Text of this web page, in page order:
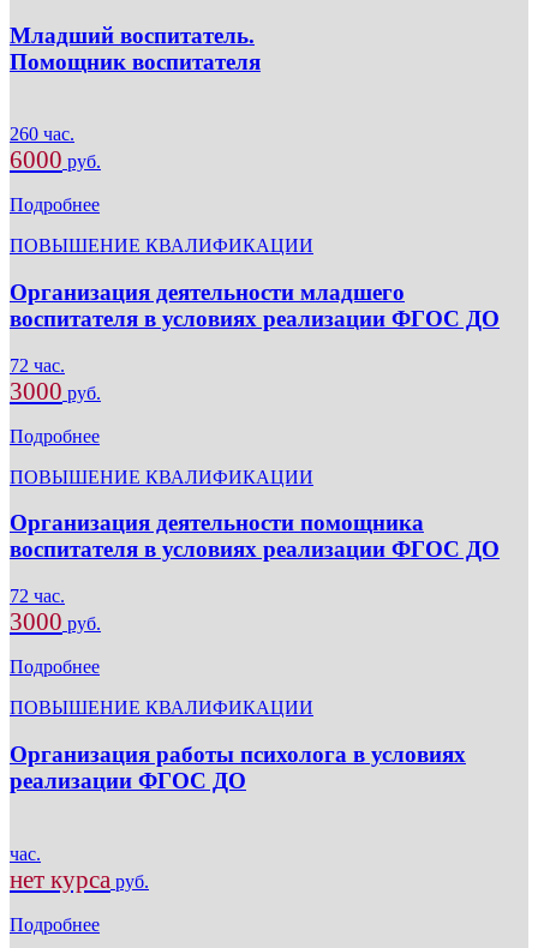
Младший воспитатель.
Помощник воспитателя
260 час.
6000 руб.
Подробнее
ПОВЫШЕНИЕ КВАЛИФИКАЦИИ
Организация деятельности младшего
воспитателя в условиях реализации ФГОС ДО
72 час.
3000 руб.
Подробнее
ПОВЫШЕНИЕ КВАЛИФИКАЦИИ
Организация деятельности помощника
воспитателя в условиях реализации ФГОС ДО
72 час.
3000 руб.
Подробнее
ПОВЫШЕНИЕ КВАЛИФИКАЦИИ
Организация работы психолога в условиях
реализации ФГОС ДО
час.
нет курса руб.
Подробнее